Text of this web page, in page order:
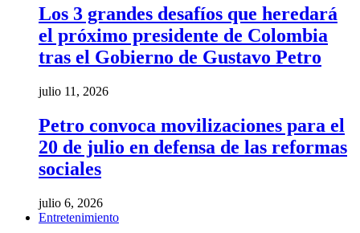
Los 3 grandes desafíos que heredará
el próximo presidente de Colombia
tras el Gobierno de Gustavo Petro
julio 11, 2026
Petro convoca movilizaciones para el
20 de julio en defensa de las reformas
sociales
julio 6, 2026
Entretenimiento